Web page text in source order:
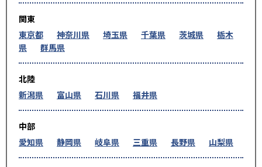
関東
東京都
神奈川県 埼玉県 千葉県 茨城県
栃木
県
群馬県
北陸
新潟県
富山県 石川県 福井県
中部
愛知県
静岡県 岐阜県 三重県 長野県 山梨県